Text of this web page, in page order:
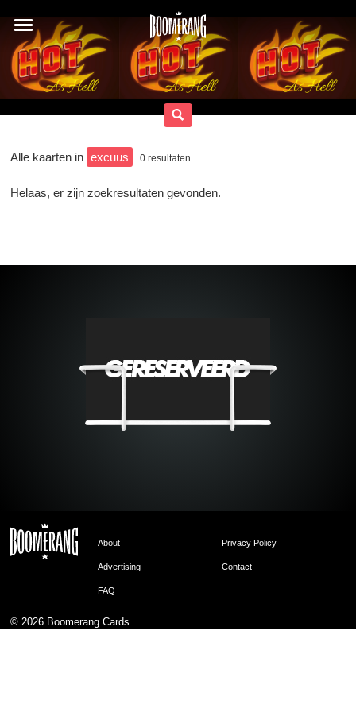
Alle kaarten in excuus 0 resultaten
Helaas, er zijn zoekresultaten gevonden.
About Privacy Policy
Advertising Contact
FAQ
© 2026 Boomerang Cards